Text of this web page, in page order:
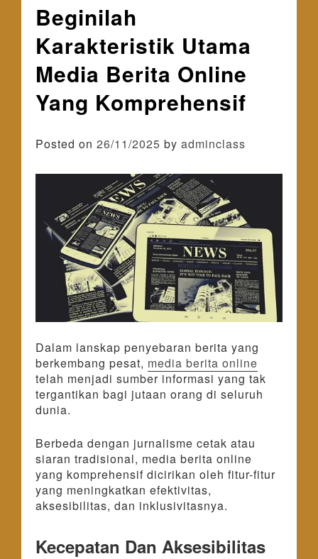
Beginilah
Karakteristik Utama
Media Berita Online
Yang Komprehensif
Posted on 26/11/2025 by adminclass
Dalam lanskap penyebaran berita yang
berkembang pesat, media berita online
telah menjadi sumber informasi yang tak
tergantikan bagi jutaan orang di seluruh
dunia.
Berbeda dengan jurnalisme cetak atau
siaran tradisional, media berita online
yang komprehensif dicirikan oleh fitur-fitur
yang meningkatkan efektivitas,
aksesibilitas, dan inklusivitasnya.
Kecepatan Dan Aksesibilitas